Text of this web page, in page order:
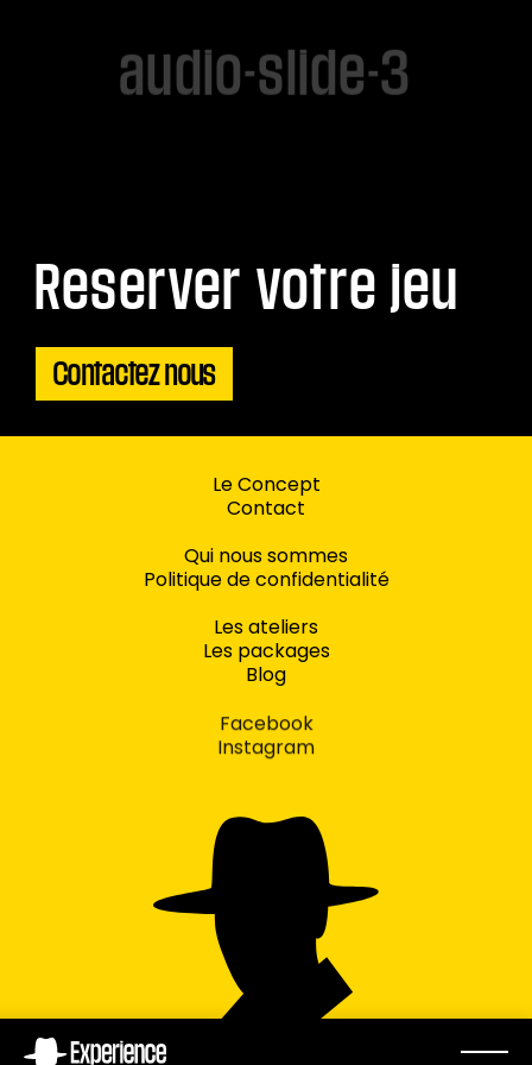
concept
audio-slide-3
Reserver votre jeu
Contactez nous
Le Concept
Contact
Qui nous sommes
Politique de confidentialité
Les ateliers
Les packages
Blog
Facebook
Instagram